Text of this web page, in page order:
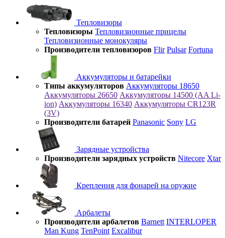
Тепловизоры
Тепловизоры Тепловизионные прицелы
Тепловизионные монокуляры
Производители тепловизоров Flir Pulsar Fortuna
Аккумуляторы и батарейки
Типы аккумуляторов Аккумуляторы 18650
Аккумуляторы 26650 Аккумуляторы 14500 (AA Li-
ion) Аккумуляторы 16340 Аккумуляторы CR123R
(3V)
Производители батарей Panasonic Sony LG
Зарядные устройства
Производители зарядных устройств Nitecore Xtar
Крепления для фонарей на оружие
Арбалеты
Производители арбалетов Barnett INTERLOPER
Man Kung TenPoint Excalibur